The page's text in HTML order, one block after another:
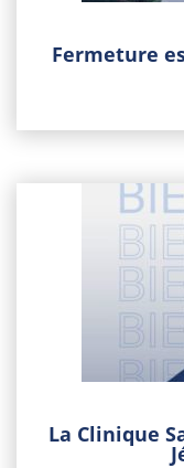
Fermeture
La Clinique